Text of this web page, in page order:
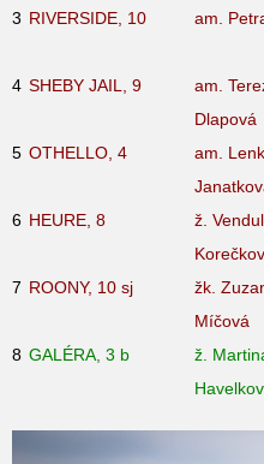
3 RIVERSIDE, 10 am.
4 SHEBY JAIL, 9
am.
Dlapová
5 OTHELLO, 4
am.
6 HEURE, 8
ž.
7 ROONY, 10 sj
žk.
Míčová
8 GALÉRA, 3 b
ž.